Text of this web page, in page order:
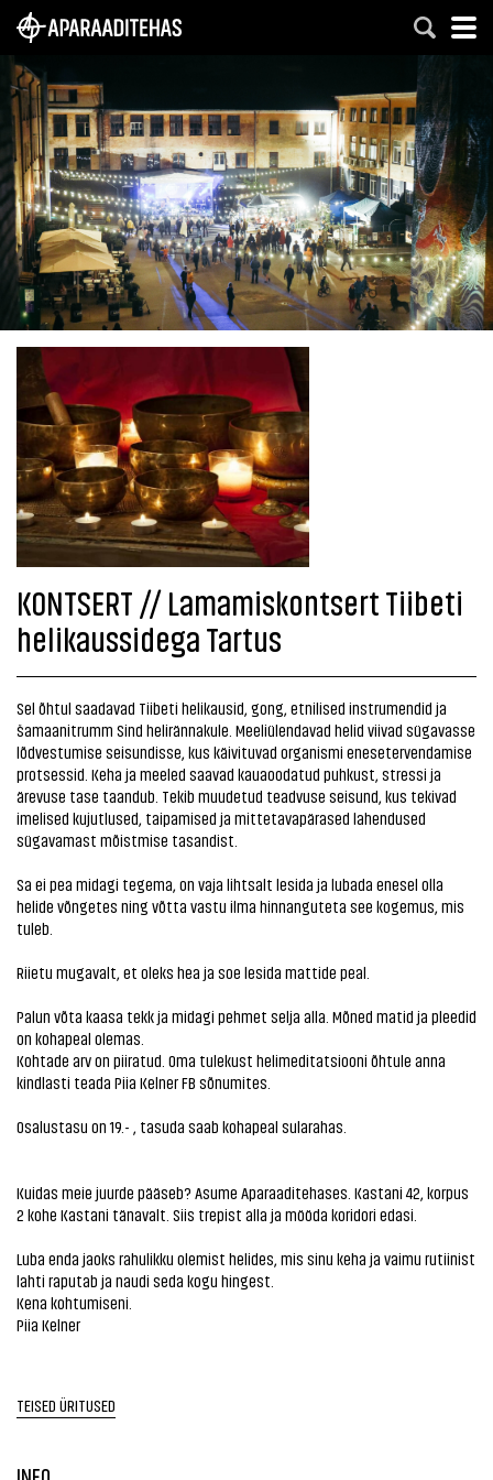
KONTSERT // Lamamiskontsert Tiibeti
helikaussidega Tartus
Sel õhtul saadavad Tiibeti helikausid, gong, etnilised instrumendid ja
šamaanitrumm Sind helirännakule. Meeliülendavad helid viivad sügavasse
lõdvestumise seisundisse, kus käivituvad organismi enesetervendamise
protsessid. Keha ja meeled saavad kauaoodatud puhkust, stressi ja
ärevuse tase taandub. Tekib muudetud teadvuse seisund, kus tekivad
imelised kujutlused, taipamised ja mittetavapärased lahendused
sügavamast mõistmise tasandist.
Sa ei pea midagi tegema, on vaja lihtsalt lesida ja lubada enesel olla
helide võngetes ning võtta vastu ilma hinnanguteta see kogemus, mis
tuleb.
Riietu mugavalt, et oleks hea ja soe lesida mattide peal.
Palun võta kaasa tekk ja midagi pehmet selja alla. Mõned matid ja pleedid
on kohapeal olemas.
Kohtade arv on piiratud. Oma tulekust helimeditatsiooni õhtule anna
kindlasti teada Piia Kelner FB sõnumites.
Osalustasu on 19.- , tasuda saab kohapeal sularahas.
Kuidas meie juurde pääseb? Asume Aparaaditehases. Kastani 42, korpus
2 kohe Kastani tänavalt. Siis trepist alla ja mööda koridori edasi.
Luba enda jaoks rahulikku olemist helides, mis sinu keha ja vaimu rutiinist
lahti raputab ja naudi seda kogu hingest.
Kena kohtumiseni.
Piia Kelner
TEISED ÜRITUSED
INFO